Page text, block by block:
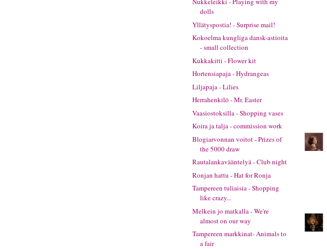
dolls
Yllätyspostia! - Surprise mail!
Kokoelma kungliga dansk-astioita
- small collection
Kukkakitti - Flower kit
Hortensiapaja - Hydrangeas
Liljapaja - Lilies
Herrahenkilö - Mr. Easter
Vaasiostoksilla - Shopping vases
Koira ja talja - commission work
Blogiarvonnan voitot - Prizes of
the 5000 draw
Rautalankavääntelyä - Club night
Ronjan hattu - Hat for Ronja
Tampereen tuliaisia - Shopping
like crazy...
Melkein jo matkalla - We're
almost on our way
Tampereen markkinat- Animals to
a fair